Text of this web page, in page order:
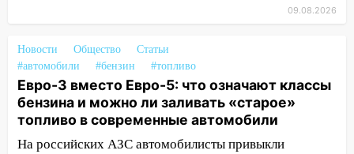
Ульяновской области подали более 10
тысяч заявлений
15:04 Фоторепортаж с улиц Ульяновска
после шторма: поваленные деревья и
затопленные улицы
09.08.2026
Новости Общество
Статьи
#автомобили
#бензин #топливо
Евро-3 вместо Евро-5: что означают классы
бензина и можно ли заливать «старое»
топливо в современные автомобили
На российских АЗС автомобилисты привыкли